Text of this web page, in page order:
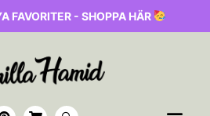
FAVORITER - SHOPPA HÄR